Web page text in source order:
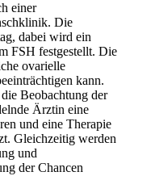
einer
Die
dabei wird ein
FSH festgestellt. Die
ovarielle
kann.
Beobachtung der
Ärztin eine
und eine Therapie
Gleichzeitig werden
und
der Chancen